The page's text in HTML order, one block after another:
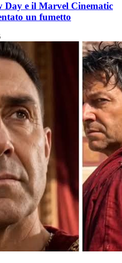
Day e il Marvel Cinematic
un fumetto